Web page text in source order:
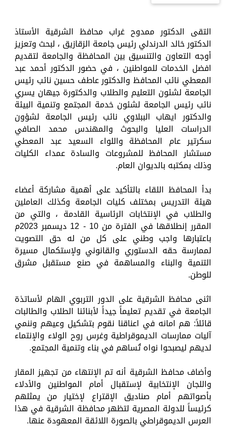
التقى الدكتور ممدوح غراب محافظ الشرقية الأستاذ
الدكتور خالد الدرندلي رئيس جامعة الزقازيق ، لبحث وتعزيز
أوجه التعاون والتنسيق بين المحافظة والجامعة لتقديم
افضل الخدمات للمواطنين ، في حضور الدكتور أحمد عبد
المعطي نائب المحافظ والدكتور عاطف حسين نائب رئيس
الجامعة لشئون التعليم والطلاب والدكتورة جيهان يسري
نائب رئيس الجامعة لشئون خدمة المجتمع وتنمية البيئة
والدكتور ايهاب الببلاوي نائب رئيس الجامعة لشؤون
الدراسات العليا والبحوث والمهندس محمد الصافي
سكرتير عام المحافظة واللواء السعيد عبد المعطي
مستشار المحافظ للمشروعات والسادة عمداء الكليات
وذلك بمكتبه بالديوان العام.
بدأ المحافظ اللقاء بالتأكيد على أهمية مشاركة أعضاء
هيئة التدريس بمختلف كليات الجامعة وكذلك العاملين
والطلاب في الإنتخابات الرئاسية القادمة ، والتي من
المقرر إنطلاقها في الفترة من 10 - 12 ديسمبر 2023م
باعتبارها واجب وطني على كل من له حق التصويت
لممارسة حقه الدستوري والقانوني ولإستكمال مسيرة
التنمية والبناء والمساهمة في صنع مستقبل مشرق
للوطن.
اثنى محافظ الشرقية على الدور التربوي الهام لأساتذة
الجامعة في تقديم تعليماً جيداً لأبنائنا الطلاب والطالبات
قائلاً: هم امانه في اعناقنا نقوم بتشكيل وعيهم وننمي
آليات ممارسات الديموقراطية وغرس روح الولاء والإنتماء
لديهم ليصبحوا نواه تُساهم في بناء وتنمية المجتمع.
وأضاف محافظ الشرقية أنه تم الإنتهاء من تجهيز المقار
واللجان الإنتخابية لإستقبال أمام المواطنين والأدلاء
بأصواتهم أمام صناديق الإقتراع لإختيار من يمثلهم
كرئيساً للدولة المصرية لتظهر محافظة الشرقية في هذا
العرس الديموقراطي بالصورة اللائقة المعهودة عنها.